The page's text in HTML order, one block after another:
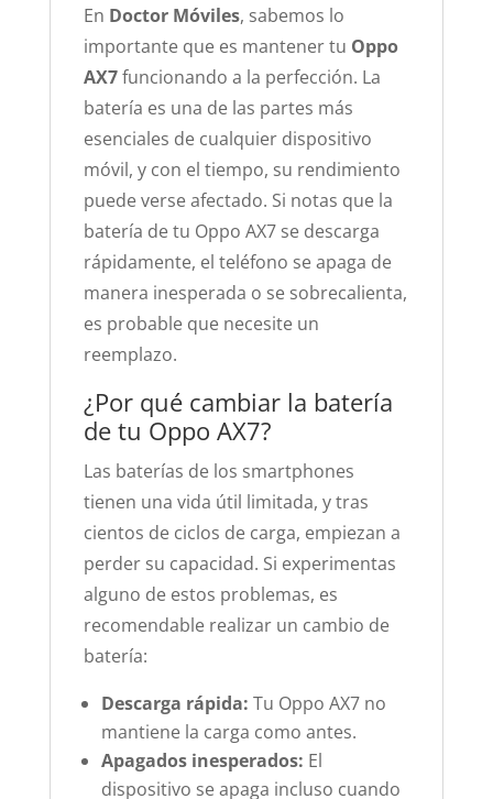
En Doctor Móviles, sabemos lo
importante que es mantener tu Oppo
AX7funcionando a la perfección. La
batería es una de las partes más
esenciales de cualquier dispositivo
móvil, y con el tiempo, su rendimiento
puede verse afectado. Si notas que la
batería de tu Oppo AX7 se descarga
rápidamente, el teléfono se apaga de
manera inesperada o se sobrecalienta,
es probable que necesite un
reemplazo.
¿Por qué cambiar la batería
de tu Oppo AX7?
Las baterías de los smartphones
tienen una vida útil limitada, y tras
cientos de ciclos de carga, empiezan a
perder su capacidad. Si experimentas
alguno de estos problemas, es
recomendable realizar un cambio de
batería:
Descarga rápida: Tu Oppo AX7 no
mantiene la carga como antes.
Apagados inesperados: El
dispositivo se apaga incluso cuando